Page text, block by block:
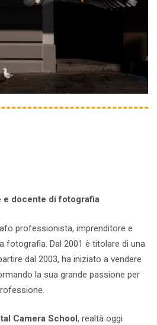
e docente di fotografia
professionista, imprenditore e
fotografia. Dal 2001 è titolare di una
dal 2003, ha iniziato a vendere
la sua grande passione per
Camera School, realtà oggi